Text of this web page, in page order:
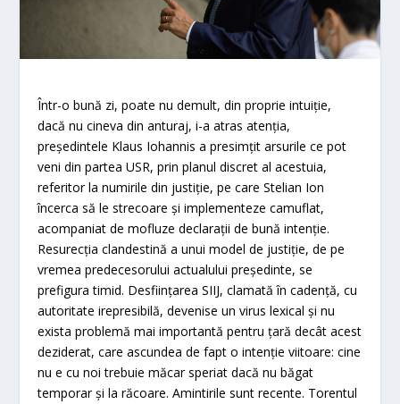
Într-o bună zi, poate nu demult, din proprie intuiţie,
dacă nu cineva din anturaj, i-a atras atenţia,
preşedintele Klaus Iohannis a presimţit arsurile ce pot
veni din partea USR, prin planul discret al acestuia,
referitor la numirile din justiţie, pe care Stelian Ion
încerca să le strecoare şi implementeze camuflat,
acompaniat de mofluze declaraţii de bună intenţie.
Resurecţia clandestină a unui model de justiţie, de pe
vremea predecesorului actualului preşedinte, se
prefigura timid. Desfiinţarea SIIJ, clamată în cadenţă, cu
autoritate irepresibilă, devenise un virus lexical şi nu
exista problemă mai importantă pentru ţară decât acest
deziderat, care ascundea de fapt o intenţie viitoare: cine
nu e cu noi trebuie măcar speriat dacă nu băgat
temporar şi la răcoare. Amintirile sunt recente. Torentul